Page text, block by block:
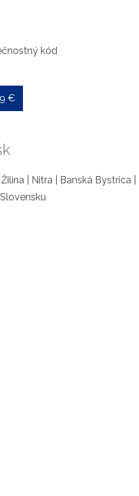
kód
€
| Nitra | Banská Bystrica |